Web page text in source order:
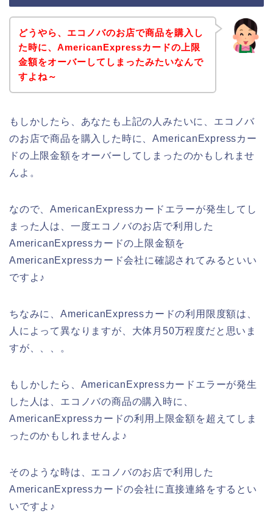
どうやら、エコノバのお店で商品を購入し
た時に、AmericanExpressカードの上限
金額をオーバーしてしまったみたいなんで
すよね～
もしかしたら、あなたも上記の人みたいに、エコノバ
のお店で商品を購入した時に、AmericanExpressカー
ドの上限金額をオーバーしてしまったのかもしれませ
んよ。
なので、AmericanExpressカードエラーが発生してし
まった人は、一度エコノバのお店で利用した
AmericanExpressカードの上限金額を
AmericanExpressカード会社に確認されてみるといい
ですよ♪
ちなみに、AmericanExpressカードの利用限度額は、
人によって異なりますが、大体月50万程度だと思いま
すが、、、。
もしかしたら、AmericanExpressカードエラーが発生
した人は、エコノバの商品の購入時に、
AmericanExpressカードの利用上限金額を超えてしま
ったのかもしれませんよ♪
そのような時は、エコノバのお店で利用した
AmericanExpressカードの会社に直接連絡をするとい
いですよ♪